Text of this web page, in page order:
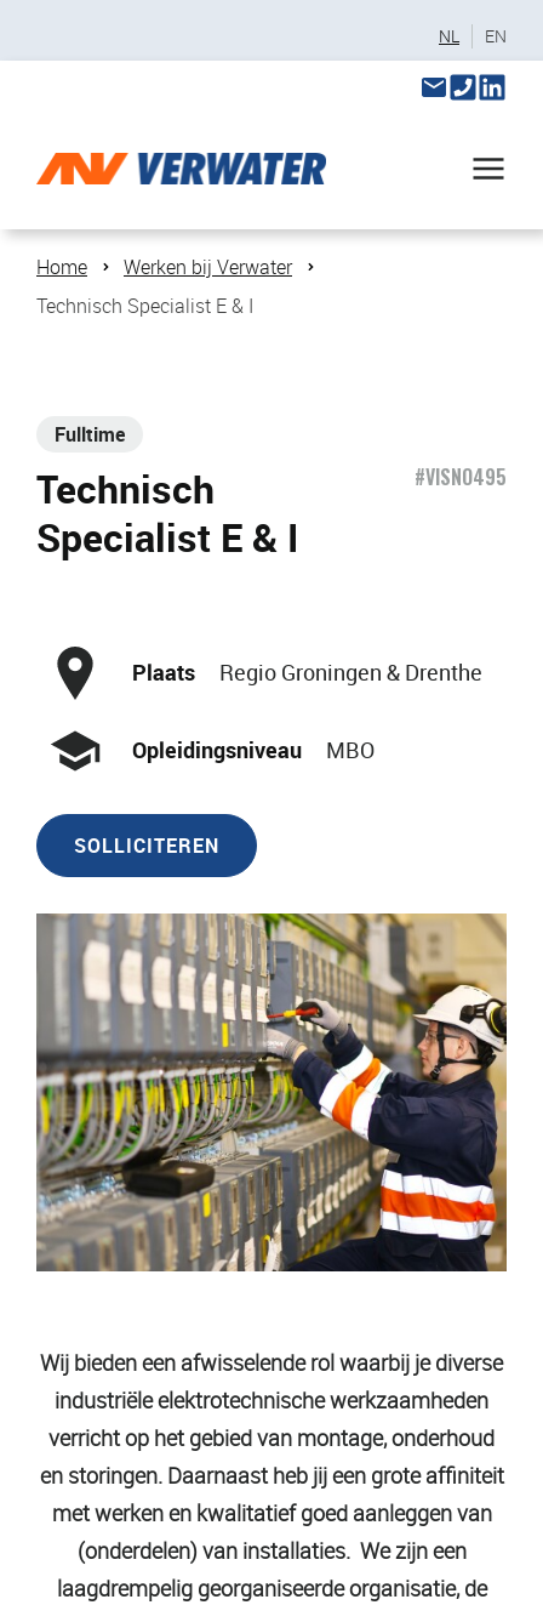
NL EN
Home
Werken bij Verwater
Technisch Specialist E & I
Fulltime
Technisch
Specialist E & I
#VISNO495
Plaats Regio Groningen & Drenthe
Opleidingsniveau MBO
SOLLICITEREN
Wij bieden een afwisselende rol waarbij je diverse
industriële elektrotechnische werkzaamheden
verricht op het gebied van montage, onderhoud
en storingen. Daarnaast heb jij een grote affiniteit
met werken en kwalitatief goed aanleggen van
(onderdelen) van installaties. We zijn een
laagdrempelig georganiseerde organisatie, de